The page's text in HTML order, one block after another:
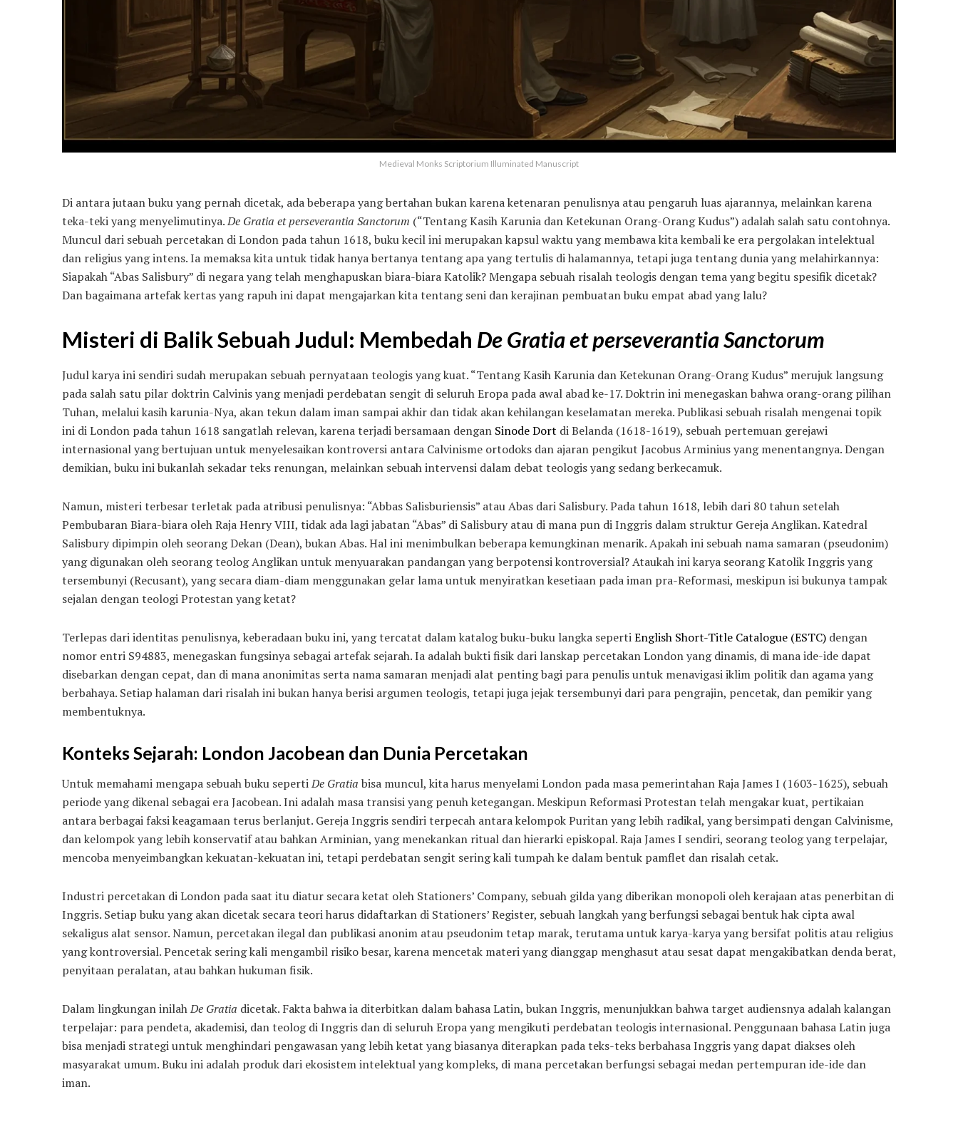
Medieval Monks Scriptorium Illuminated Manuscript
Di antara jutaan buku yang pernah dicetak, ada beberapa yang bertahan bukan karena ketenaran penulisnya atau pengaruh luas ajarannya, melainkan karena
teka-teki yang menyelimutinya.De Gratia et perseverantia Sanctorum (“Tentang Kasih Karunia dan Ketekunan Orang-Orang Kudus”) adalah salah satu contohnya.
Muncul dari sebuah percetakan di London pada tahun 1618, buku kecil ini merupakan kapsul waktu yang membawa kita kembali ke era pergolakan intelektual
dan religius yang intens. Ia memaksa kita untuk tidak hanya bertanya tentang apa yang tertulis di halamannya, tetapi juga tentang dunia yang melahirkannya:
Siapakah “Abas Salisbury” di negara yang telah menghapuskan biara-biara Katolik? Mengapa sebuah risalah teologis dengan tema yang begitu spesifik dicetak?
Dan bagaimana artefak kertas yang rapuh ini dapat mengajarkan kita tentang seni dan kerajinan pembuatan buku empat abad yang lalu?
Misteri di Balik Sebuah Judul: Membedah De Gratia et perseverantia Sanctorum
Judul karya ini sendiri sudah merupakan sebuah pernyataan teologis yang kuat. “Tentang Kasih Karunia dan Ketekunan Orang-Orang Kudus” merujuk langsung
pada salah satu pilar doktrin Calvinis yang menjadi perdebatan sengit di seluruh Eropa pada awal abad ke-17. Doktrin ini menegaskan bahwa orang-orang pilihan
Tuhan, melalui kasih karunia-Nya, akan tekun dalam iman sampai akhir dan tidak akan kehilangan keselamatan mereka. Publikasi sebuah risalah mengenai topik
ini di London pada tahun 1618 sangatlah relevan, karena terjadi bersamaan dengan Sinode Dort di Belanda (1618-1619), sebuah pertemuan gerejawi
internasional yang bertujuan untuk menyelesaikan kontroversi antara Calvinisme ortodoks dan ajaran pengikut Jacobus Arminius yang menentangnya. Dengan
demikian, buku ini bukanlah sekadar teks renungan, melainkan sebuah intervensi dalam debat teologis yang sedang berkecamuk.
Namun, misteri terbesar terletak pada atribusi penulisnya: “Abbas Salisburiensis” atau Abas dari Salisbury. Pada tahun 1618, lebih dari 80 tahun setelah
Pembubaran Biara-biara oleh Raja Henry VIII, tidak ada lagi jabatan “Abas” di Salisbury atau di mana pun di Inggris dalam struktur Gereja Anglikan. Katedral
Salisbury dipimpin oleh seorang Dekan (Dean), bukan Abas. Hal ini menimbulkan beberapa kemungkinan menarik. Apakah ini sebuah nama samaran (pseudonim)
yang digunakan oleh seorang teolog Anglikan untuk menyuarakan pandangan yang berpotensi kontroversial? Ataukah ini karya seorang Katolik Inggris yang
tersembunyi (Recusant), yang secara diam-diam menggunakan gelar lama untuk menyiratkan kesetiaan pada iman pra-Reformasi, meskipun isi bukunya tampak
sejalan dengan teologi Protestan yang ketat?
Terlepas dari identitas penulisnya, keberadaan buku ini, yang tercatat dalam katalog buku-buku langka sepertiEnglish Short-Title Catalogue (ESTC) dengan
nomor entri S94883, menegaskan fungsinya sebagai artefak sejarah. Ia adalah bukti fisik dari lanskap percetakan London yang dinamis, di mana ide-ide dapat
disebarkan dengan cepat, dan di mana anonimitas serta nama samaran menjadi alat penting bagi para penulis untuk menavigasi iklim politik dan agama yang
berbahaya. Setiap halaman dari risalah ini bukan hanya berisi argumen teologis, tetapi juga jejak tersembunyi dari para pengrajin, pencetak, dan pemikir yang
membentuknya.
Konteks Sejarah: London Jacobean dan Dunia Percetakan
Untuk memahami mengapa sebuah buku sepertiDe Gratia bisa muncul, kita harus menyelami London pada masa pemerintahan Raja James I (1603-1625), sebuah
periode yang dikenal sebagai era Jacobean. Ini adalah masa transisi yang penuh ketegangan. Meskipun Reformasi Protestan telah mengakar kuat, pertikaian
antara berbagai faksi keagamaan terus berlanjut. Gereja Inggris sendiri terpecah antara kelompok Puritan yang lebih radikal, yang bersimpati dengan Calvinisme,
dan kelompok yang lebih konservatif atau bahkan Arminian, yang menekankan ritual dan hierarki episkopal. Raja James I sendiri, seorang teolog yang terpelajar,
mencoba menyeimbangkan kekuatan-kekuatan ini, tetapi perdebatan sengit sering kali tumpah ke dalam bentuk pamflet dan risalah cetak.
Industri percetakan di London pada saat itu diatur secara ketat oleh Stationers’ Company, sebuah gilda yang diberikan monopoli oleh kerajaan atas penerbitan di
Inggris. Setiap buku yang akan dicetak secara teori harus didaftarkan di Stationers’ Register, sebuah langkah yang berfungsi sebagai bentuk hak cipta awal
sekaligus alat sensor. Namun, percetakan ilegal dan publikasi anonim atau pseudonim tetap marak, terutama untuk karya-karya yang bersifat politis atau religius
yang kontroversial. Pencetak sering kali mengambil risiko besar, karena mencetak materi yang dianggap menghasut atau sesat dapat mengakibatkan denda berat,
penyitaan peralatan, atau bahkan hukuman fisik.
Dalam lingkungan inilahDe Gratia dicetak. Fakta bahwa ia diterbitkan dalam bahasa Latin, bukan Inggris, menunjukkan bahwa target audiensnya adalah kalangan
terpelajar: para pendeta, akademisi, dan teolog di Inggris dan di seluruh Eropa yang mengikuti perdebatan teologis internasional. Penggunaan bahasa Latin juga
bisa menjadi strategi untuk menghindari pengawasan yang lebih ketat yang biasanya diterapkan pada teks-teks berbahasa Inggris yang dapat diakses oleh
masyarakat umum. Buku ini adalah produk dari ekosistem intelektual yang kompleks, di mana percetakan berfungsi sebagai medan pertempuran ide-ide dan
iman.